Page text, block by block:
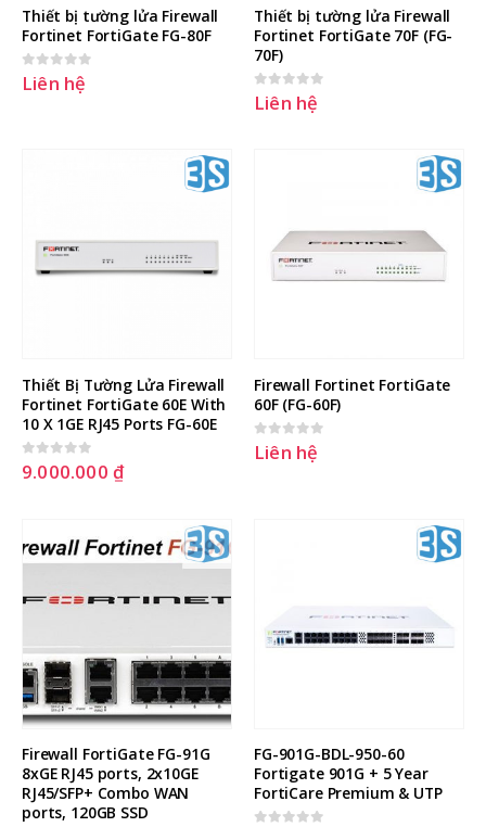
Thiết bị tường lửa Firewall
Fortinet FortiGate FG-80F
0 out of 5
Liên hệ
Thiết bị tường lửa Firewall
Fortinet FortiGate 70F (FG-
70F)
0 out of 5
Liên hệ
Thiết Bị Tường Lửa Firewall
Fortinet FortiGate 60E With
10 X 1GE RJ45 Ports FG-60E
0out of 5
9.000.000 ₫
Firewall Fortinet FortiGate
60F (FG-60F)
0 out of 5
Liên hệ
Firewall FortiGate FG-91G
8xGE RJ45 ports, 2x10GE
RJ45/SFP+ Combo WAN
ports, 120GB SSD
FG-901G-BDL-950-60
Fortigate 901G + 5 Year
FortiCare Premium & UTP
Hướng dẫn nâng cấp RAID Level
Hướng dẫn cài đặt Windows
Hướng dẫn cấu hình Port
Forwarding, NAT Port trên
Hướng dẫn cài đặt esxi lên
11 Tháng Mười Một, 2025
Cách tạo USB Boot, USB cài